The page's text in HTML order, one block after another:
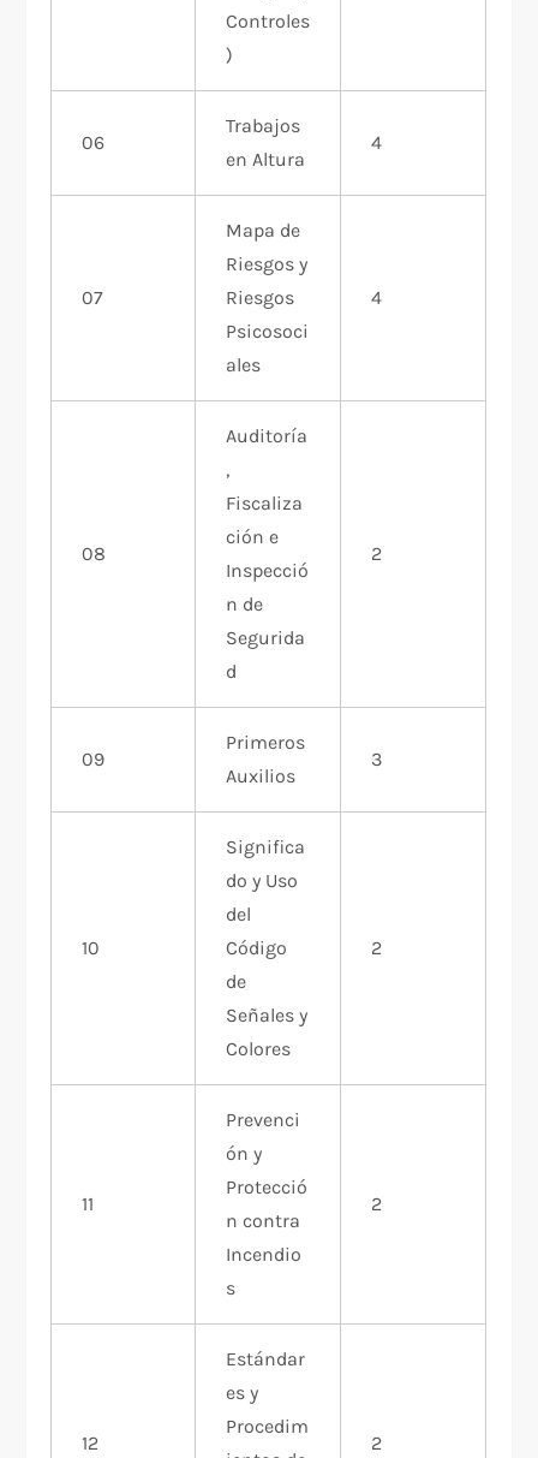
Controles
)
06
Trabajos
en Altura
4
07
Mapa de
Riesgos y
Riesgos
Psicosoci
ales
4
08
Auditoría
,
Fiscaliza
ción e
Inspecció
n de
Segurida
d
2
09
Primeros
Auxilios
3
10
Significa
do y Uso
del
Código
de
Señales y
Colores
2
11
Prevenci
ón y
Protecció
n contra
Incendio
s
2
12
Estándar
es y
Procedim
2